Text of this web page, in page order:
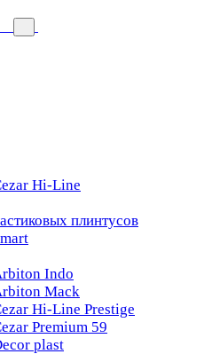
Hi-Line
плинтусов
Indo
Mack
Hi-Line Prestige
Premium 59
plast